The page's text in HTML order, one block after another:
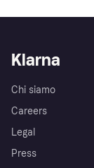
Klarna
Chi siamo
Careers
Legal
Press